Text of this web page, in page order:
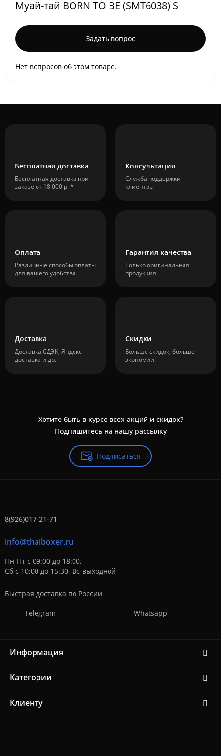
Муай-тай BORN TO BE (SMT6038) S
Задать вопрос
Нет вопросов об этом товаре.
Бесплатная доставка
Бесплатная доставка при
заказе от 18 000 р. *
Консультация
Служба поддержки
клиентов
Оплата
Различные способы оплаты
для вашего удобства
Гарантия качества
Только оригинальная
продукция
Доставка
Доставка СДЭК, Яндекс
доставка и др.
Скидки
Больше скидок, больше
экономии!
Хотите быть в курсе всех акций и скидок?
Подпишитесь на нашу рассылку
Подписаться
8(926)017-21-71
info@thaiboxer.ru
Пн-Пт с 09:00 до 18:00,
Сб с 10:00 до 15:30, Вс-выходной
Быстрая доставка по России
Telegram Whatsapp
Информация
Категории
Клиенту